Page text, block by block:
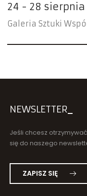
24 - 28 sierpnia
Galeria Sztuki
NEWSLETTER
Jeśli chcesz
się do naszego
ZAPISZ SIĘ